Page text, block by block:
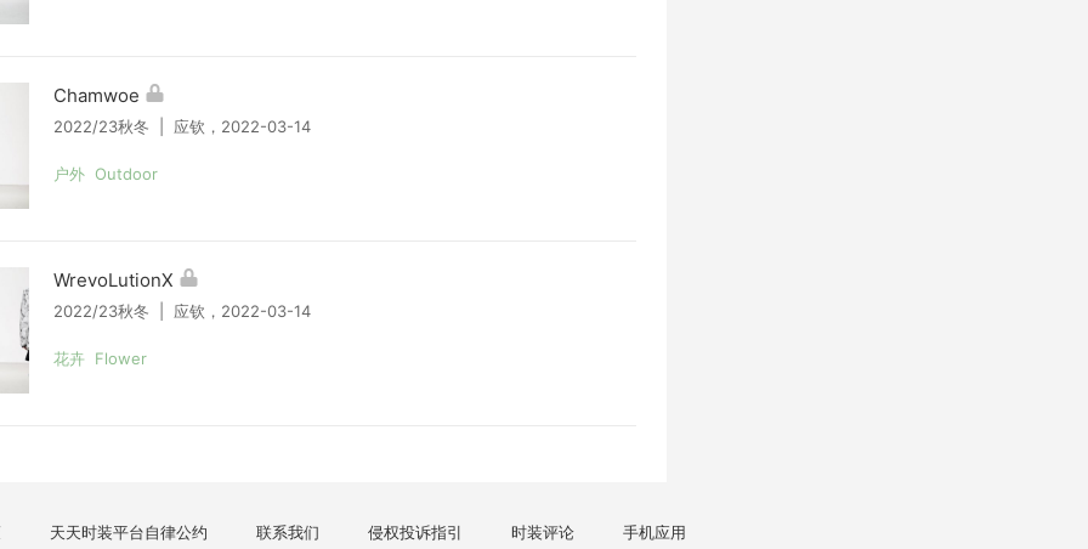
Chamwoe
2022/23秋冬 | 应钦，2022-03-14
户外 Outdoor
WrevoLutionX
2022/23秋冬 | 应钦，2022-03-14
花卉 Flower
天天时装平台自律公约 联系我们 侵权投诉指引 时装评论 手机应用